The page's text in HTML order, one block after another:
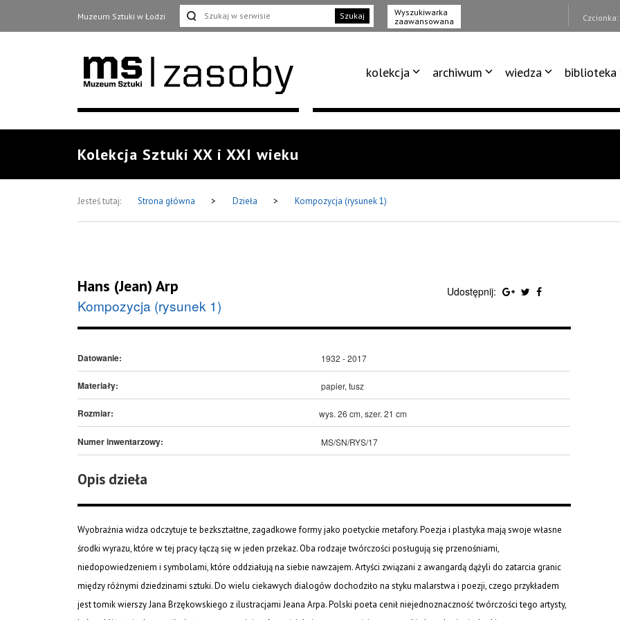
Muzeum Sztuki w Łodzi Szukaj
Wyszukiwarka
zaawansowana
Czcionka:
kolekcja archiwum wiedza biblioteka
Kolekcja Sztuki XX i XXI wieku
Jesteś tutaj: Strona główna > Dzieła > Kompozycja (rysunek 1)
Hans (Jean) Arp
Kompozycja (rysunek 1)
Udostępnij:
Datowanie: 1932 - 2017
Materiały: papier, tusz
Rozmiar: wys. 26 cm, szer. 21 cm
Numer inwentarzowy: MS/SN/RYS/17
Opis dzieła
Wyobraźnia widza odczytuje te bezkształtne, zagadkowe formy jako poetyckie metafory. Poezja i plastyka mają swoje własne
środki wyrazu, które w tej pracy łączą się w jeden przekaz. Oba rodzaje twórczości posługują się przenośniami,
niedopowiedzeniem i symbolami, które oddziałują na siebie nawzajem. Artyści związani z awangardą dążyli do zatarcia granic
między różnymi dziedzinami sztuki. Do wielu ciekawych dialogów dochodziło na styku malarstwa i poezji, czego przykładem
jest tomik wierszy Jana Brzękowskiego z ilustracjami Jeana Arpa. Polski poeta cenił niejednoznaczność twórczości tego artysty,